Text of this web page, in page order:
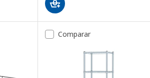
Comparar